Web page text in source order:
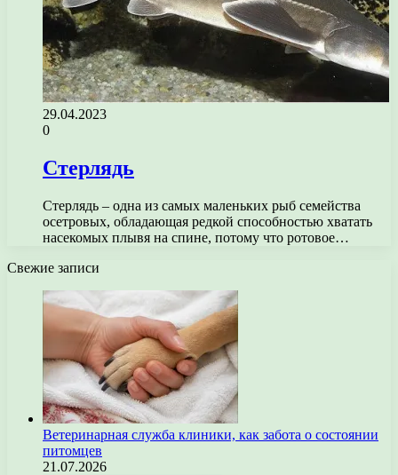
29.04.2023
0
Стерлядь
Стерлядь – одна из самых маленьких рыб семейства
осетровых, обладающая редкой способностью хватать
насекомых плывя на спине, потому что ротовое…
Свежие записи
Ветеринарная служба клиники, как забота о состоянии
питомцев
21.07.2026